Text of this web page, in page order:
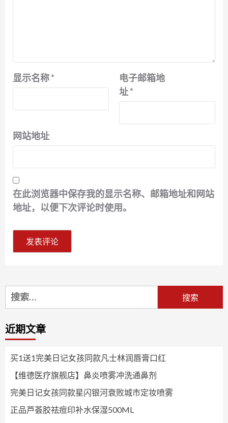
显示名称*
电子邮箱地
址*
网站地址
在此浏览器中保存我的显示名称、邮箱地址和网站
地址，以便下次评论时使用。
搜
索：
近期文章
买1送1完美日记女孩同款凡士林润唇膏口红
【维德医疗旗舰店】鼻炎喷雾冲洗通鼻剂
完美日记女孩同款星闪银河衰败城市定妆喷雾
正品芦荟胶祛痘印补水保湿500ML